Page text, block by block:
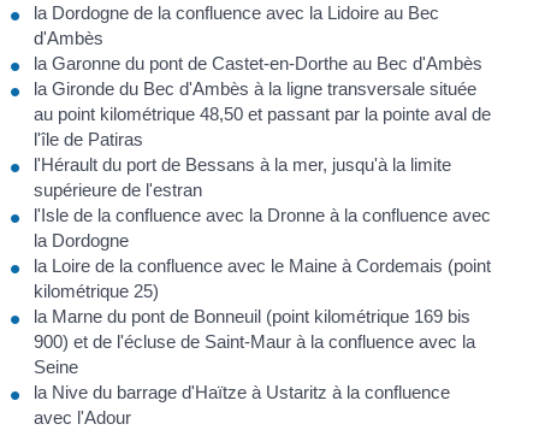
la Dordogne de la confluence avec la Lidoire au Bec
d'Ambès
la Garonne du pont de Castet-en-Dorthe au Bec d'Ambès
la Gironde du Bec d'Ambès à la ligne transversale située
au point kilométrique 48,50 et passant par la pointe aval de
l'île de Patiras
l'Hérault du port de Bessans à la mer, jusqu'à la limite
supérieure de l'estran
l'Isle de la confluence avec la Dronne à la confluence avec
la Dordogne
la Loire de la confluence avec le Maine à Cordemais (point
kilométrique 25)
la Marne du pont de Bonneuil (point kilométrique 169 bis
900) et de l'écluse de Saint-Maur à la confluence avec la
Seine
la Nive du barrage d'Haïtze à Ustaritz à la confluence
avec l'Adour